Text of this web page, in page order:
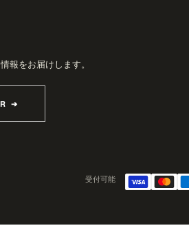
報をお届けします。
➔
受付可能